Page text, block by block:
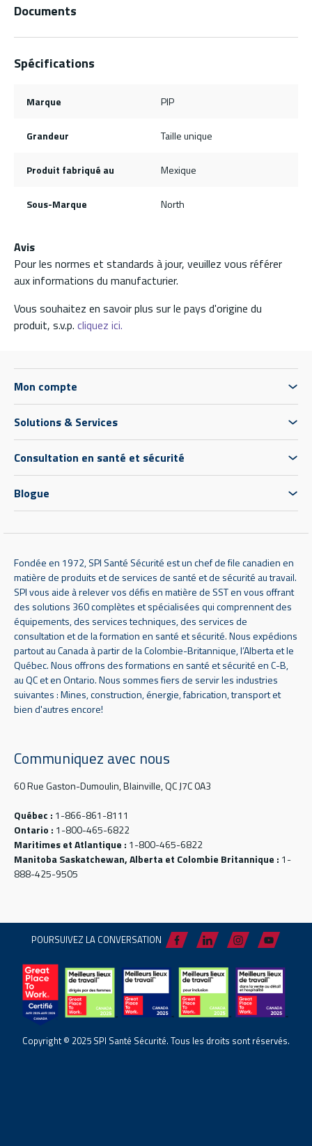
Documents
Spécifications
Marque PIP
Grandeur Taille unique
Produit fabriqué au Mexique
Sous-Marque North
Avis
Pour les normes et standards à jour, veuillez vous référer
aux informations du manufacturier.
Vous souhaitez en savoir plus sur le pays d'origine du
produit, s.v.p. cliquez ici.
Mon compte
Solutions & Services
Consultation en santé et sécurité
Blogue
Fondée en 1972, SPI Santé Sécurité est un chef de file canadien en
matière de produits et de services de santé et de sécurité au travail.
SPI vous aide à relever vos défis en matière de SST en vous offrant
des solutions 360 complètes et spécialisées qui comprennent des
équipements, des services techniques, des services de
consultation et de la formation en santé et sécurité. Nous expédions
partout au Canada à partir de la Colombie-Britannique, l’Alberta et le
Québec. Nous offrons des formations en santé et sécurité en C-B,
au QC et en Ontario. Nous sommes fiers de servir les industries
suivantes : Mines, construction, énergie, fabrication, transport et
bien d'autres encore!
Communiquez avec nous
60 Rue Gaston-Dumoulin, Blainville, QC J7C 0A3
Québec : 1-866-861-8111
Ontario : 1-800-465-6822
Maritimes et Atlantique : 1-800-465-6822
Manitoba Saskatchewan, Alberta et Colombie Britannique : 1-
888-425-9505
POURSUIVEZ LA CONVERSATION
Copyright © 2025 SPI Santé Sécurité. Tous les droits sont réservés.